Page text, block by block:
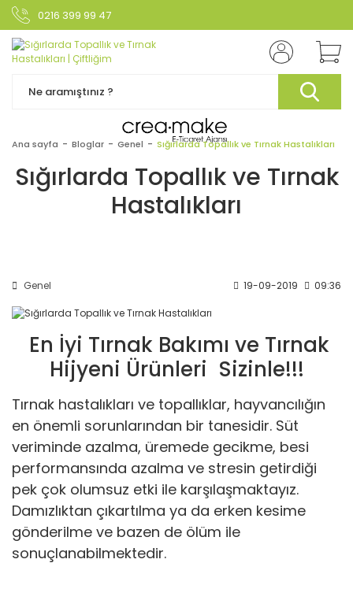
0216 399 99 47
Ana sayfa Bloglar Genel Sığırlarda Topallık ve Tırnak Hastalıkları
Sığırlarda Topallık ve Tırnak
Hastalıkları
Genel 19-09-2019 09:36
En İyi Tırnak Bakımı ve Tırnak
Hijyeni Ürünleri Sizinle!!!
Tırnak hastalıkları ve topallıklar, hayvancılığın
en önemli sorunlarından bir tanesidir. Süt
veriminde azalma, üremede gecikme, besi
performansında azalma ve stresin getirdiği
pek çok olumsuz etki ile karşılaşmaktayız.
Damızlıktan çıkartılma ya da erken kesime
gönderilme ve bazen de ölüm ile
sonuçlanabilmektedir.